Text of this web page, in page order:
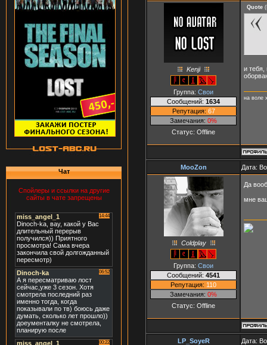
Чат
Спойлеры и ссылки на другие
сайты в чате запрещены
Kenji
Группа: Свои
Сообщений: 1634
Репутация: 67
Замечания: 0%
Статус: Offline
Quote (
и тебя,
на воле
MooZon Дата:
Coldplay
Группа: Свои
Сообщений: 4541
Репутация: 110
Замечания: 0%
Статус: Offline
Да
мне
LP_SoyeR Дата: